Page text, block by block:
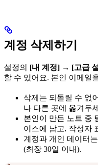
계정 삭제하기
설정의 [내 계정] → [고급
할 수 있어요. 본인 이메일
삭제는 되돌릴 수 없
나 다른 곳에 옮겨두
본인이 만든 노트 중
이스에 남고, 작성자
계정과 개인 데이터
(최장 30일 이내).